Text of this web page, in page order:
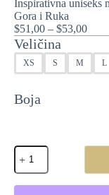
Inspirativna uniseks
Gora i Ruka
$51,00 – $53,00
од
Veličina
XS S M L
Boja
Inspirativna
uniseks
majica
dugih